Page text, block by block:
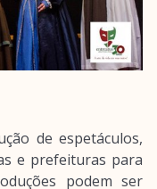
de espetáculos,
e prefeituras para
podem ser